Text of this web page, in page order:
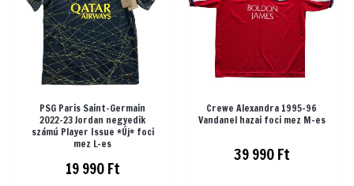
PSG Paris Saint-Germain
2022-23 Jordan negyedik
számú Player Issue *Új* foci
mez L-es
19 990Ft
Crewe Alexandra 1995-96
Vandanel hazai foci mez M-es
39 990Ft